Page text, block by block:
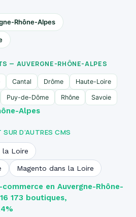
Rhône-Alpes
— AUVERGNE-RHÔNE-ALPES
Cantal Drôme Haute-Loire
Puy-de-Dôme Rhône Savoie
Alpes
SUR D’AUTRES CMS
la Loire
Magento dans la Loire
commerce en Auvergne-Rhône-
173 boutiques,